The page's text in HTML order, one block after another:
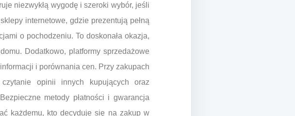
niezwykłą wygodę i szeroki wybór, jeśli
internetowe, gdzie prezentują pełną
o pochodzeniu. To doskonała okazja,
Dodatkowo, platformy sprzedażowe
i porównania cen. Przy zakupach
opinii innych kupujących oraz
metody płatności i gwarancja
każdemu, kto decyduje się na zakup w